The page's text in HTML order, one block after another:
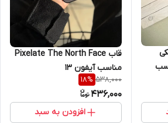
قاب Pixelate The North Face
مناسب آیفون 13
538,000
18%
436,000
افزودن به سبد